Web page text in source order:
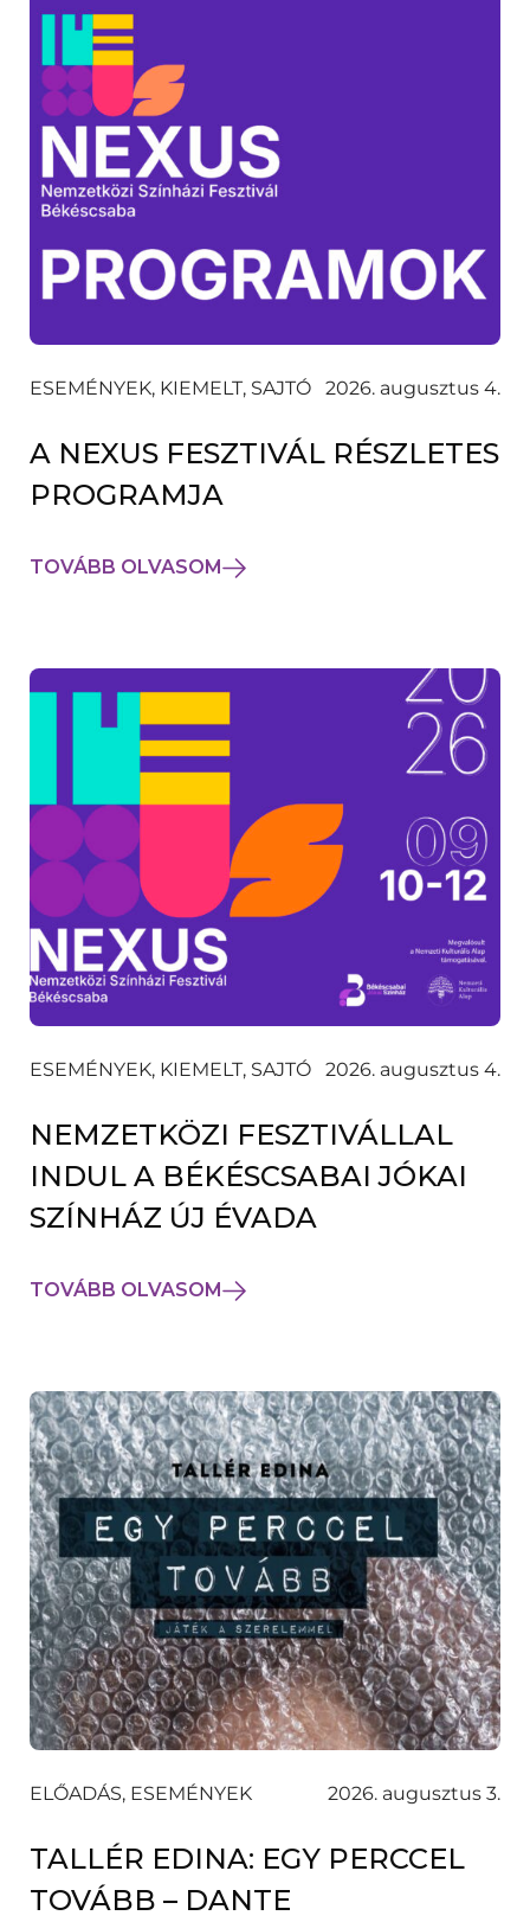
ESEMÉNYEK, KIEMELT, SAJTÓ 2026. augusztus 4.
A NEXUS FESZTIVÁL RÉSZLETES
PROGRAMJA
TOVÁBB OLVASOM
ESEMÉNYEK, KIEMELT, SAJTÓ 2026. augusztus 4.
NEMZETKÖZI FESZTIVÁLLAL
INDUL A BÉKÉSCSABAI JÓKAI
SZÍNHÁZ ÚJ ÉVADA
TOVÁBB OLVASOM
ELŐADÁS, ESEMÉNYEK 2026. augusztus 3.
TALLÉR EDINA: EGY PERCCEL
TOVÁBB – DANTE